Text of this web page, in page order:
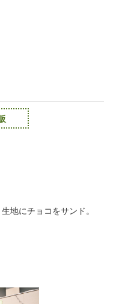
地にチョコをサンド。